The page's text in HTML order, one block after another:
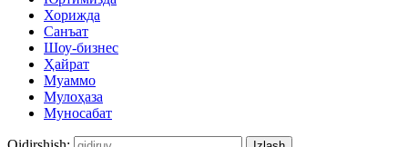
Хорижда
Санъат
Шоу-бизнес
Ҳайрат
Муаммо
Мулоҳаза
Муносабат